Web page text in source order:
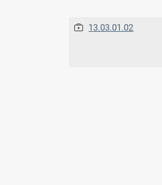
13.03.01.02